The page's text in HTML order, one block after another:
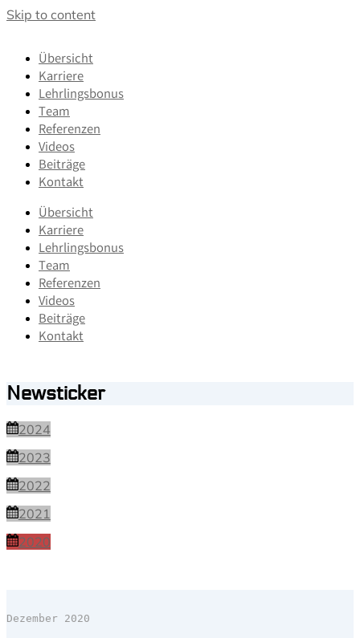
Skip to content
Übersicht
Karriere
Lehrlingsbonus
Team
Referenzen
Videos
Beiträge
Kontakt
Übersicht
Karriere
Lehrlingsbonus
Team
Referenzen
Videos
Beiträge
Kontakt
Newsticker
2024
2023
2022
2021
2020
Dezember 2020